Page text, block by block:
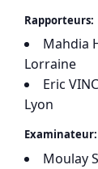
Rapporteurs:
Mahdia
Lorraine
Eric
Lyon
Examinateur:
Moulay